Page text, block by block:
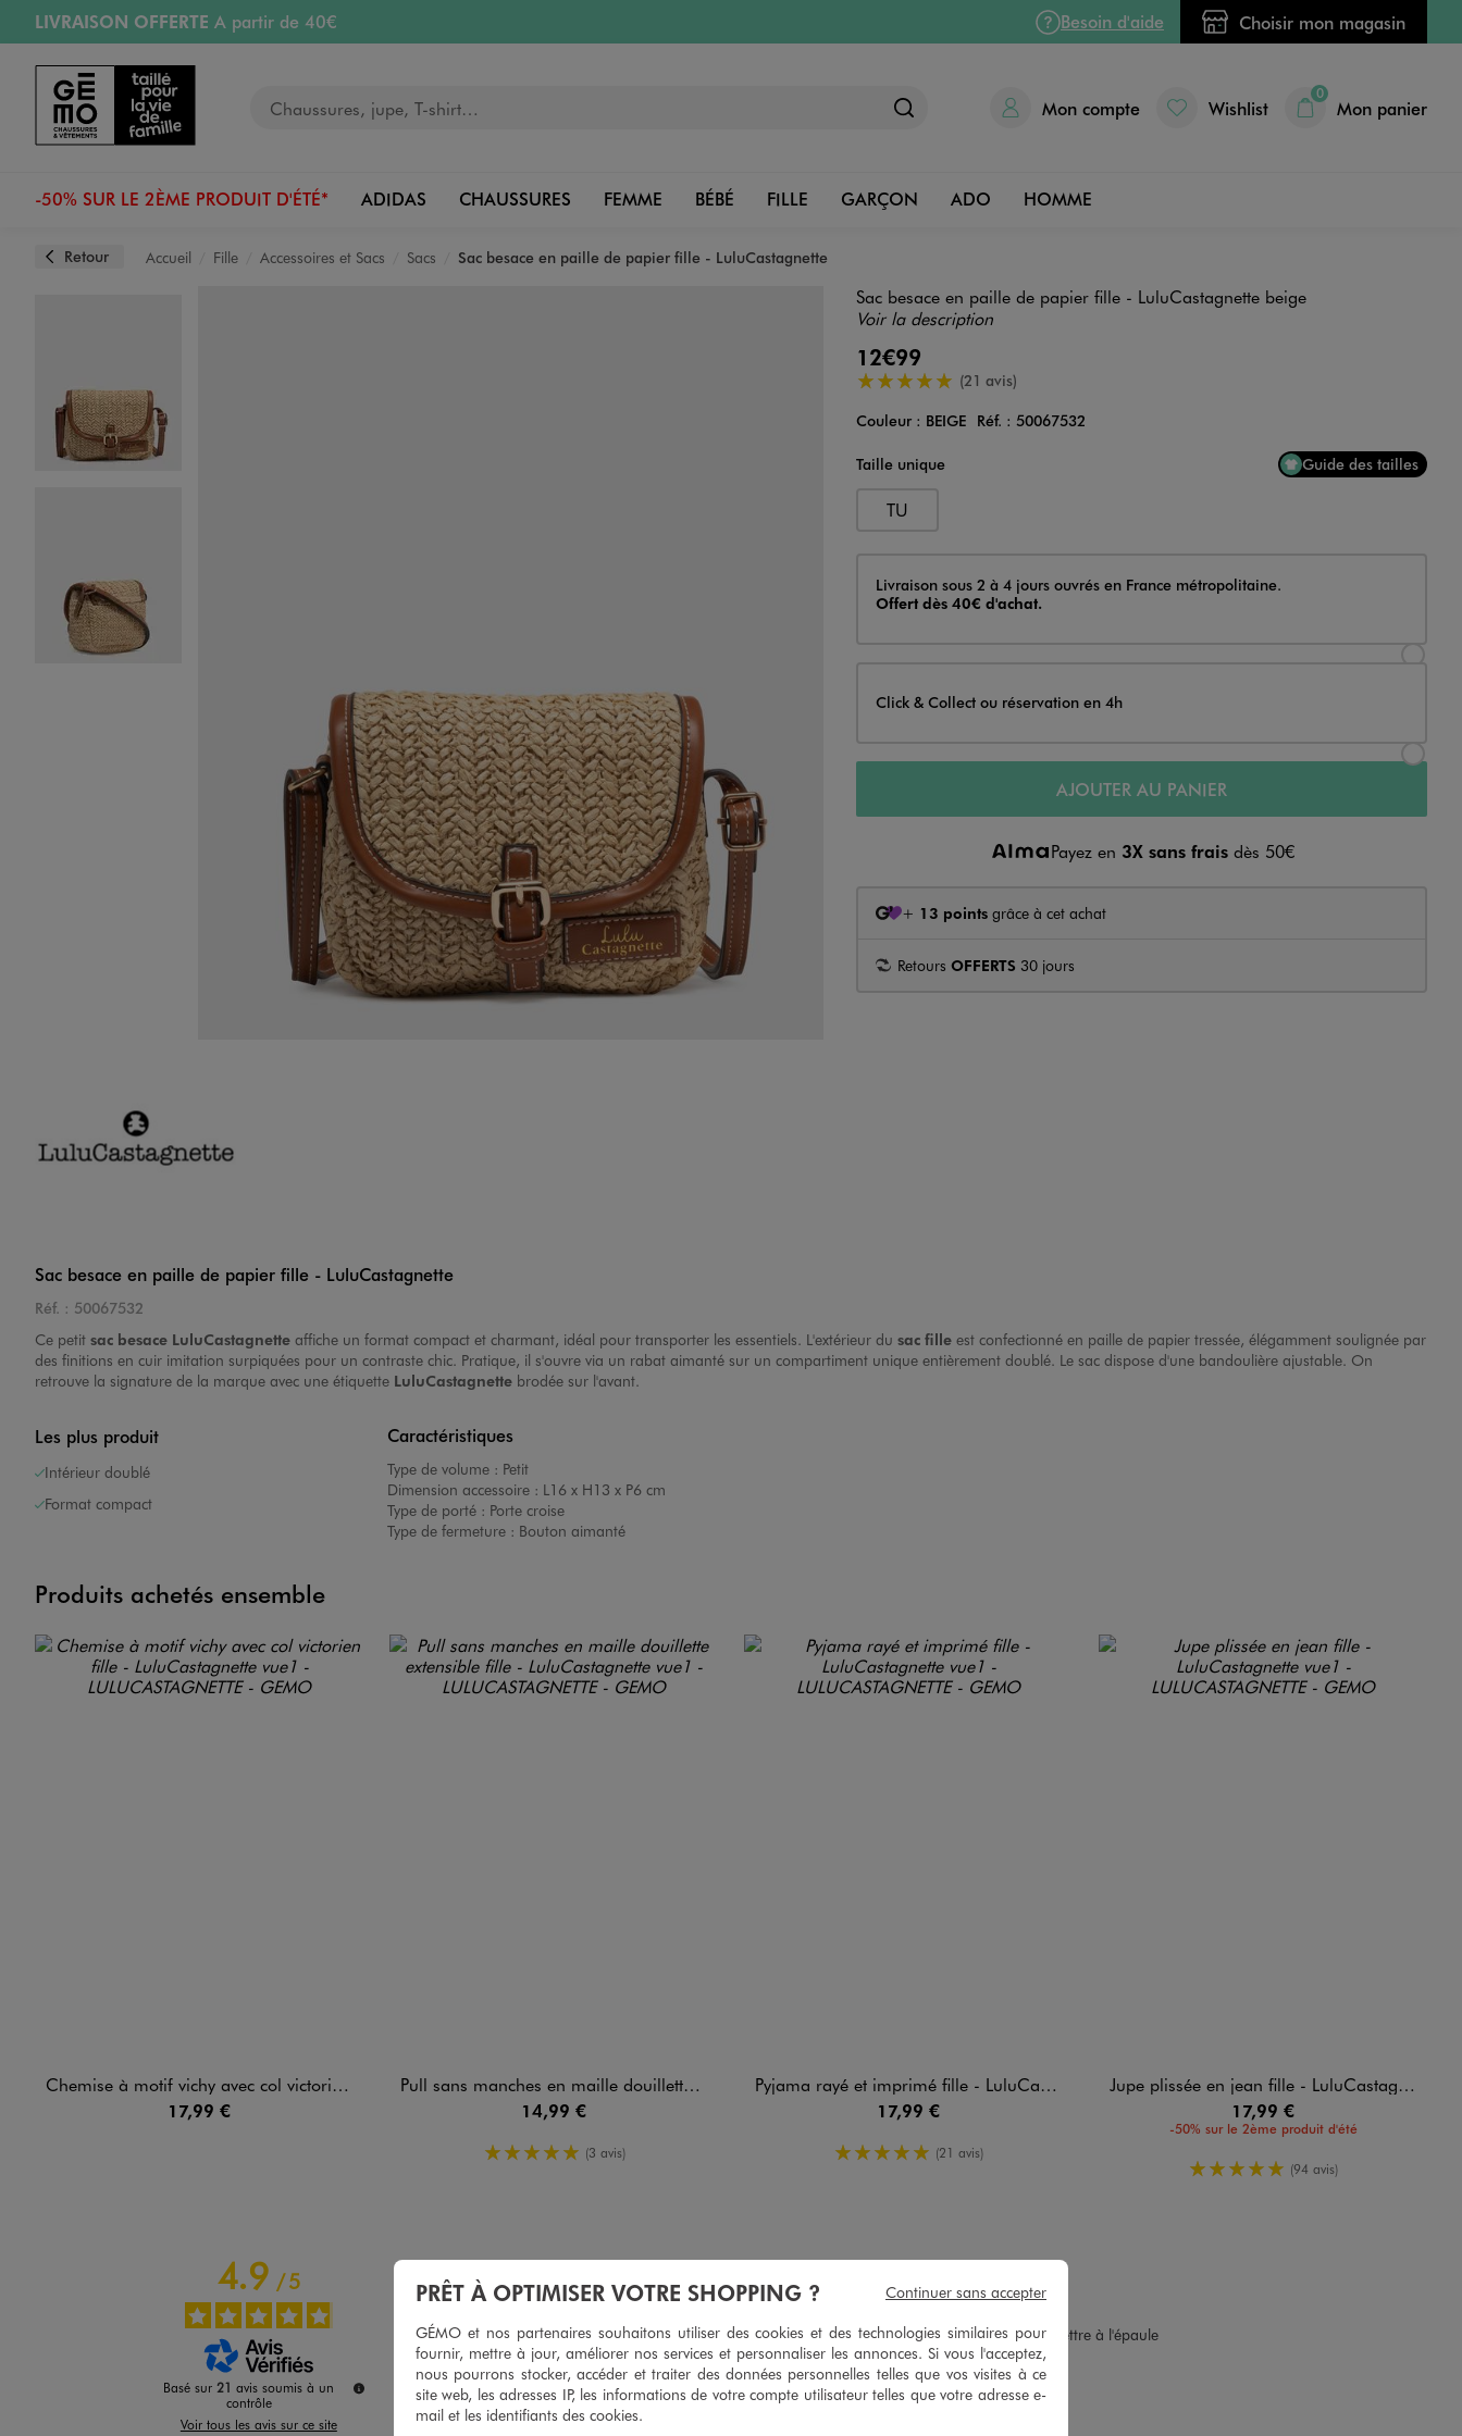
Aller au contenu principal
Aller à la navigation
LIVRAISON OFFERTE A partir de 40€
RETRAIT ET LIVRAISON OFFERTE
RÉSERVATION GRATUITE
4h en magasin
Retours OFFERTSpendant 30 jours
Besoin d'aide Choisir mon magasin
Mon compte Wishlist
0
Mon panier
-50% SUR LE 2ÈME PRODUIT D'ÉTÉ* ADIDAS CHAUSSURES FEMME BÉBÉ FILLE GARÇON ADO HOMME
Retour Accueil Fille Accessoires et Sacs Sacs Sac besace en paille de papier fille - LuluCastagnette
Sac besace en paille de papier fille - LuluCastagnette beige
Voir la description
12€99
5/5 de moyenne(21 avis)
Couleur
Couleur : BEIGE Réf. : 50067532
Taille unique
Guide des tailles
TU
Livraison
Livraison sous 2 à 4 jours ouvrés en France métropolitaine.
Offert dès 40€ d'achat.
Click & Collect ou réservation en 4h
AJOUTER AU PANIER
Payez en 3X sans fraisdès 50€
+ 13 pointsgrâce à cet achat
Retours OFFERTS 30 jours
Sac besace en paille de papier fille - LuluCastagnette
Réf. : 50067532
Ce petit sac besace LuluCastagnette affiche un format compact et charmant, idéal pour transporter les essentiels. L'extérieur du sac fille est confectionné en paille de papier tressée, élégamment soulignée par
des finitions en cuir imitation surpiquées pour un contraste chic. Pratique, il s'ouvre via un rabat aimanté sur un compartiment unique entièrement doublé. Le sac dispose d'une bandoulière ajustable. On
retrouve la signature de la marque avec une étiquette LuluCastagnette brodée sur l'avant.
Les plus produit
Intérieur doublé
Format compact
Caractéristiques
Type de volume : Petit
Dimension accessoire : L16 x H13 x P6 cm
Type de porté : Porte croise
Type de fermeture : Bouton aimanté
Produits achetés ensemble
Chemise à motif vichy avec col victorien fille - LuluCastagnette
17,99 €
Pull sans manches en maille douillette extensible fille - LuluCastagnette
14,99 €
5/5 de moyenne
(3 avis)
Pyjama rayé et imprimé fille - LuluCastagnette
17,99 €
5/5 de moyenne
(21 avis)
Jupe plissée en jean fille - LuluCastagnette
17,99 €
-50% sur le 2ème produit d'été
5/5 de moyenne
(94 avis)
4.9/5
Basé sur 21 avis soumis à un
contrôle
Voir tous les avis sur ce site
5/5
Avis vérifié et récompensé
Bonne qualité petit sac fourre tout trés mignon j'aime beaucoup le fait de me mettre à l'épaule
Avis du30/07/2026 , suite à une expérience du17/07/2026 parAnne-Marie F.
Utile (0) Signaler
PRÊT À OPTIMISER VOTRE SHOPPING ?
GÉMO et nos partenaires souhaitons utiliser des cookies et des technologies similaires pour
fournir, mettre à jour, améliorer nos services et personnaliser les annonces. Si vous l'acceptez,
nous pourrons stocker, accéder et traiter des données personnelles telles que vos visites à ce
site web, les adresses IP, les informations de votre compte utilisateur telles que votre adresse e-
mail et les identifiants des cookies.
Continuer sans accepter